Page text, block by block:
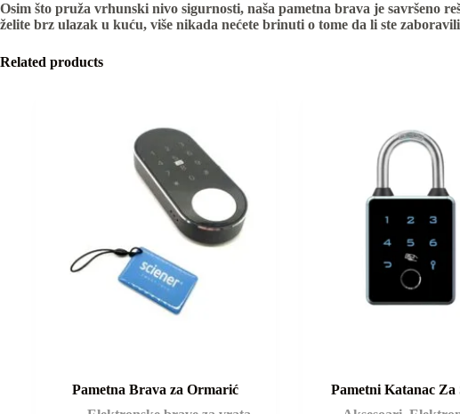
Osim što pruža vrhunski nivo sigurnosti, naša pametna brava je savršeno
želite brz ulazak u kuću, više nikada nećete brinuti o tome da li ste
Related products
Pametna Brava za Ormarić
Pametni Katanac Za